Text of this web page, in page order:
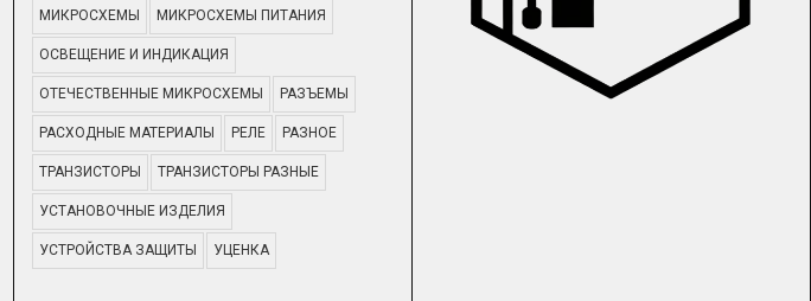
МИКРОСХЕМЫ МИКРОСХЕМЫ ПИТАНИЯ
ОСВЕЩЕНИЕ И ИНДИКАЦИЯ
ОТЕЧЕСТВЕННЫЕ МИКРОСХЕМЫ РАЗЪЕМЫ
РАСХОДНЫЕ МАТЕРИАЛЫ РЕЛЕ РАЗНОЕ
ТРАНЗИСТОРЫ ТРАНЗИСТОРЫ РАЗНЫЕ
УСТАНОВОЧНЫЕ ИЗДЕЛИЯ
УСТРОЙСТВА ЗАЩИТЫ УЦЕНКА